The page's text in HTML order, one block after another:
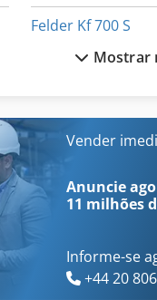
Felder Kf 700 S
Felder Kf 700 Sp
Felder Kfs 37
Mostrar
Vender
Anuncie
11 milhões
Informe-se
+44 20